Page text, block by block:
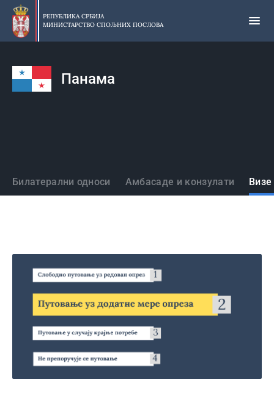
Прескочи
главни
део
РЕПУБЛИКА СРБИЈА
МИНИСТАРСТВО СПОЉНИХ ПОСЛОВА
Панама
Државе
Билатерални односи Амбасаде и конзулати